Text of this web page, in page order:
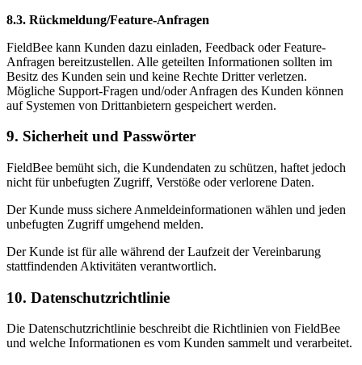
8.3. Rückmeldung/Feature-Anfragen
FieldBee kann Kunden dazu einladen, Feedback oder Feature-
Anfragen bereitzustellen. Alle geteilten Informationen sollten im
Besitz des Kunden sein und keine Rechte Dritter verletzen.
Mögliche Support-Fragen und/oder Anfragen des Kunden können
auf Systemen von Drittanbietern gespeichert werden.
9. Sicherheit und Passwörter
FieldBee bemüht sich, die Kundendaten zu schützen, haftet jedoch
nicht für unbefugten Zugriff, Verstöße oder verlorene Daten.
Der Kunde muss sichere Anmeldeinformationen wählen und jeden
unbefugten Zugriff umgehend melden.
Der Kunde ist für alle während der Laufzeit der Vereinbarung
stattfindenden Aktivitäten verantwortlich.
10. Datenschutzrichtlinie
Die Datenschutzrichtlinie beschreibt die Richtlinien von FieldBee
und welche Informationen es vom Kunden sammelt und verarbeitet.